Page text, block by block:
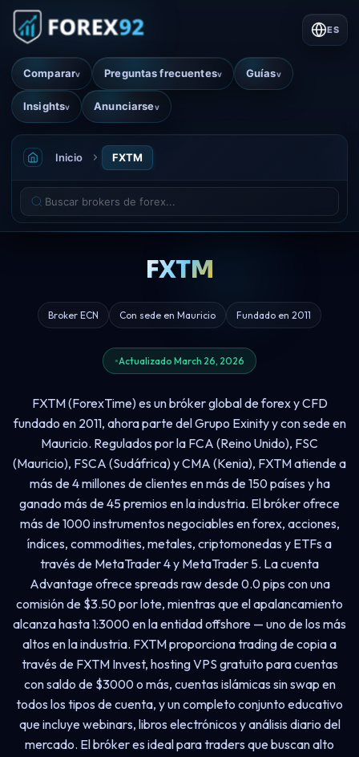
Compararv Preguntas frecuentesv Guíasv
Insightsv Anunciarsev
ES
Inicio FXTM
FXTM
Broker ECN Con sede en Mauricio Fundado en 2011
Actualizado March 26, 2026
FXTM (ForexTime) es un bróker global de forex y CFD
fundado en 2011, ahora parte del Grupo Exinity y con sede en
Mauricio. Regulados por la FCA (Reino Unido), FSC
(Mauricio), FSCA (Sudáfrica) y CMA (Kenia), FXTM atiende a
más de 4 millones de clientes en más de 150 países y ha
ganado más de 45 premios en la industria. El bróker ofrece
más de 1000 instrumentos negociables en forex, acciones,
índices, commodities, metales, criptomonedas y ETFs a
través de MetaTrader 4 y MetaTrader 5. La cuenta
Advantage ofrece spreads raw desde 0.0 pips con una
comisión de $3.50 por lote, mientras que el apalancamiento
alcanza hasta 1:3000 en la entidad offshore — uno de los más
altos en la industria. FXTM proporciona trading de copia a
través de FXTM Invest, hosting VPS gratuito para cuentas
con saldo de $3000 o más, cuentas islámicas sin swap en
todos los tipos de cuenta, y un completo conjunto educativo
que incluye webinars, libros electrónicos y análisis diario del
mercado. El bróker es ideal para traders que buscan alto